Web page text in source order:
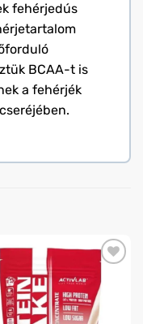
fehérjedús
BCAA-t is
a fehérjék